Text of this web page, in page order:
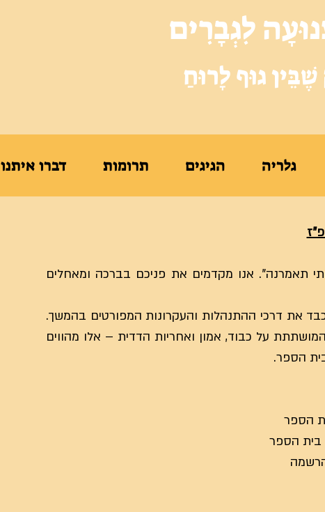
לִגְבָרִים
גוּף לָרוּחַ
דברו איתנו תרומות הגיגים גלריה
תאמרנה". אנו מקדמים את פניכם בברכה ומאחלים
את דרכי ההתנהלות והעקרונות המפורטים בהמשך.
על כבוד, אמון ואחריות הדדית – אלו מהווים
הספר.